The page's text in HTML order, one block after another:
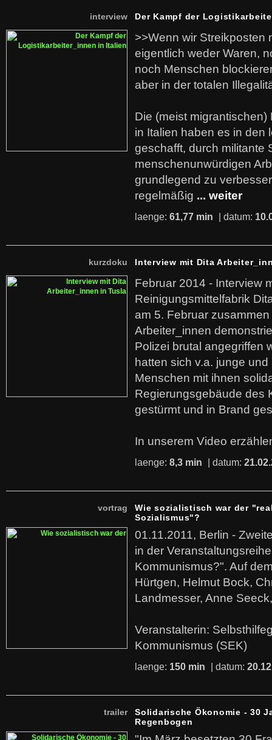
interview Der Kampf der
>>Wenn wir Streikposten
eigentlich weder Waren,
noch Menschen
aber in der totalen
Die (meist
in Italien haben es in den
geschafft, durch militante
menschenunwürdigen
grundlegend zu
regelmäßig ... weiter
laenge: 61,77 min | datum:
kurzdoku Interview mit Dita
Februar 2014 - Interview
Reinigungsmittelfabrik
am 5. Februar
Arbeiter_innen
Polizei brutal angegriffen
hatten sich v.a. junge
Menschen mit ihnen
Regierungsgebäude des
gestürmt und in Brand
In unserem Video
laenge: 8,3 min | datum:
vortrag
Wie sozialistisch war der
Sozialismus"?
01.11.2011, Berlin -
in der
Kommunismus?". Auf
Hürtgen, Helmut Bock,
Landmesser, Anne
Veranstalterin:
Kommunismus (SEK)
laenge: 150 min | datum:
trailer
Solidarische Ökonomie - 30
Regenbogen